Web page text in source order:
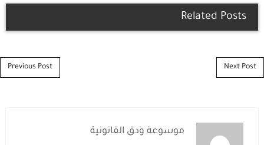
Related Posts
Post navigation
Previous Post Next Post
موسوعة ودق القانونية